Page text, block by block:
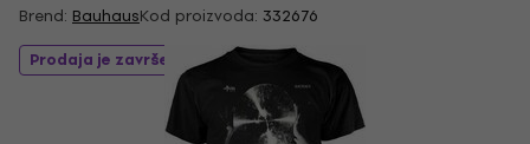
Brend: BauhausKod proizvoda: 332676
Prodaja je završena